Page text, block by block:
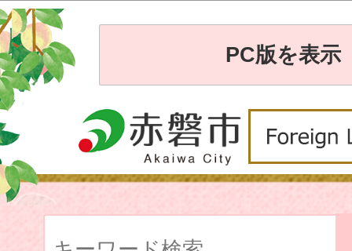
PC版を表示